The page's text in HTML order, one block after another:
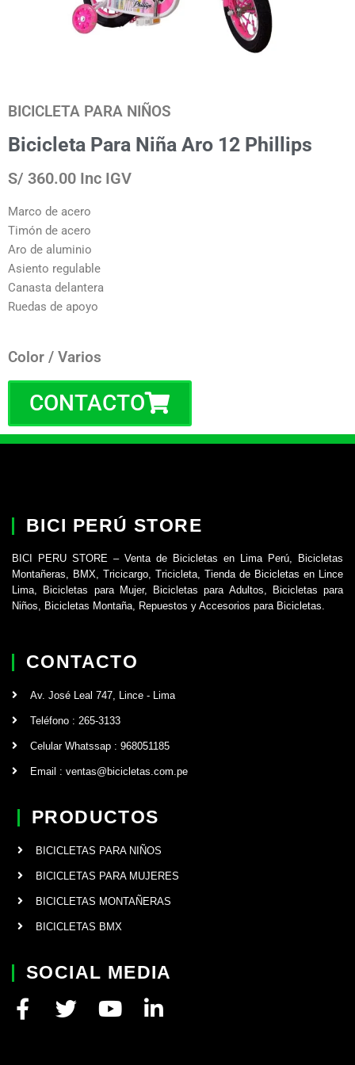
BICICLETA PARA NIÑOS
Bicicleta Para Niña Aro 12 Phillips
S/ 360.00 Inc IGV
Marco de acero
Timón de acero
Aro de aluminio
Asiento regulable
Canasta delantera
Ruedas de apoyo
Color / Varios
CONTACTO
BICI PERÚ STORE
BICI PERU STORE – Venta de Bicicletas en Lima Perú, Bicicletas
Montañeras, BMX, Tricicargo, Tricicleta, Tienda de Bicicletas en Lince
Lima, Bicicletas para Mujer, Bicicletas para Adultos, Bicicletas para
Niños, Bicicletas Montaña, Repuestos y Accesorios para Bicicletas.
CONTACTO
Av. José Leal 747, Lince - Lima
Teléfono : 265-3133
Celular Whatssap : 968051185
Email : ventas@bicicletas.com.pe
PRODUCTOS
BICICLETAS PARA NIÑOS
BICICLETAS PARA MUJERES
BICICLETAS MONTAÑERAS
BICICLETAS BMX
SOCIAL MEDIA